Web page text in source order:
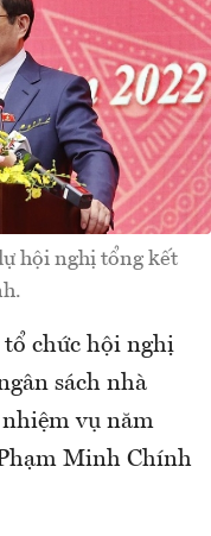
hội nghị tổng kết
chức hội nghị
sách nhà
vụ năm
Minh Chính